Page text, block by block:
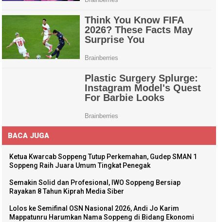
BACA JUGA
Ketua Kwarcab Soppeng Tutup Perkemahan, Gudep SMAN 1
Soppeng Raih Juara Umum Tingkat Penegak
Semakin Solid dan Profesional, IWO Soppeng Bersiap
Rayakan 8 Tahun Kiprah Media Siber
Lolos ke Semifinal OSN Nasional 2026, Andi Jo Karim
Mappatunru Harumkan Nama Soppeng di Bidang Ekonomi